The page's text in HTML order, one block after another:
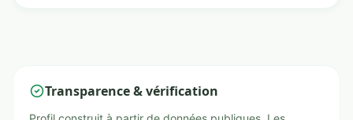
Transparence & vérification